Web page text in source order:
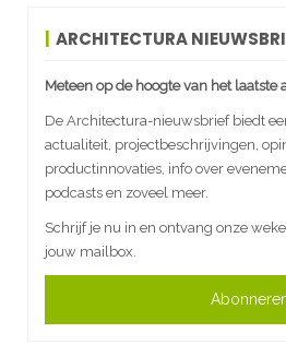
ARCHITECTURA
Meteen op de hoogte van het
De Architectura-nieuwsbrief biedt
actualiteit, projectbeschrijvingen,
productinnovaties, info over
podcasts en zoveel meer.
Schrijf je nu in en ontvang onze
jouw mailbox.